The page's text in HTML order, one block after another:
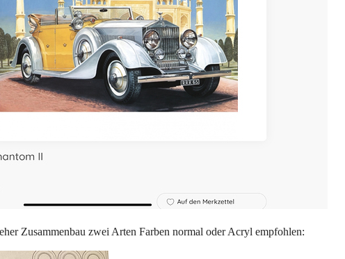
Zusammenbau zwei Arten Farben normal oder Acryl empfohlen: